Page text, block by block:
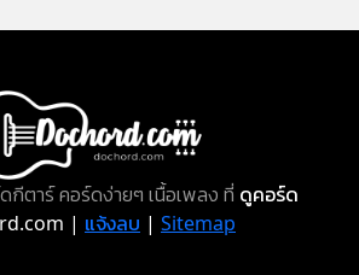
กีตาร์ คอร์ดง่ายๆ เนื้อเพลง ที่ ดูคอร์ด
| แจ้งลบ | Sitemap